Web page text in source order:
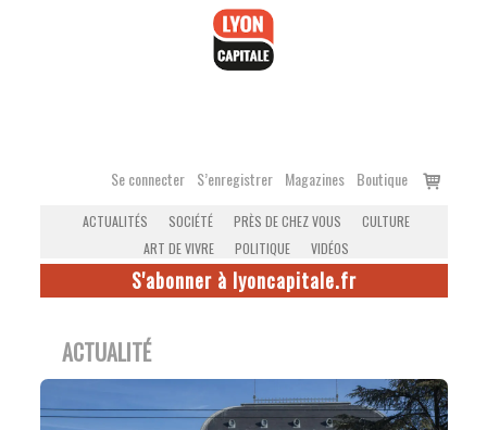
Se connecter S’enregistrer Magazines Boutique
Voir
ACTUALITÉS SOCIÉTÉ PRÈS DE CHEZ VOUS
CULTURE
ART DE VIVRE
POLITIQUE VIDÉOS
S'abonner à lyoncapitale.fr
ACTUALITÉ